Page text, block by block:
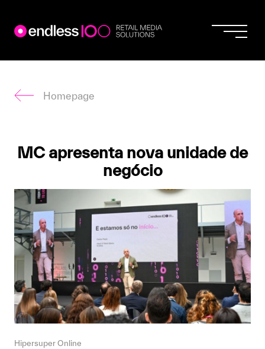
content
Homepage
MC apresenta nova unidade de
negócio
Hipersuper Online